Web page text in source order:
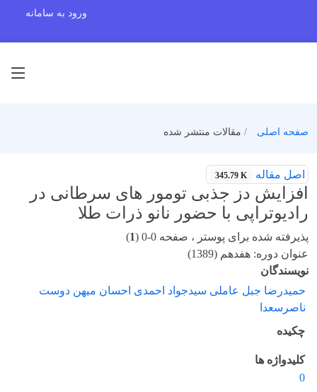
ورود به سامانه
صفحه اصلی مقالات منتشر شده
اصل مقاله 345.79 K
افزایش دز جذبی تومور های سرطانی در
رادیوتراپی با حضور نانو ذرات طلا
پذیرفته شده برای پوستر ، صفحه 0-0 ( 1
)
عنوان دوره: هفدهم (1389)
نویسندگان
حمیدرضا جبل عاملی سیدجواد احمدی احسان میهن دوست
ناصرسعدا
چکیده
کلیدواژه ها
0